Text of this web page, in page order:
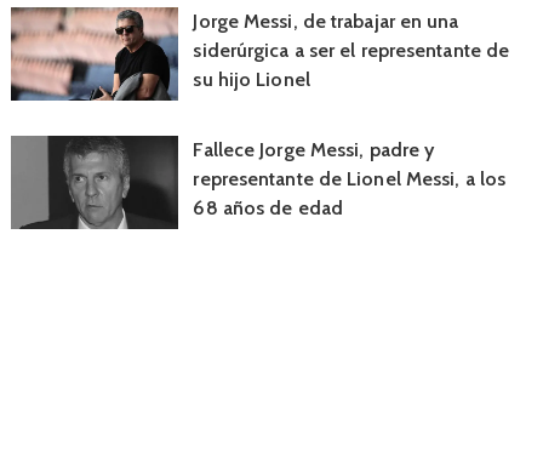
Jorge Messi, de trabajar en una
siderúrgica a ser el representante de
su hijo Lionel
Fallece Jorge Messi, padre y
representante de Lionel Messi, a los
68 años de edad